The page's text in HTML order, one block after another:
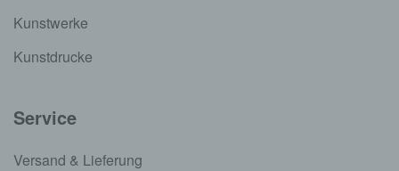
Kunstwerke
Kunstdrucke
Service
Versand & Lieferung